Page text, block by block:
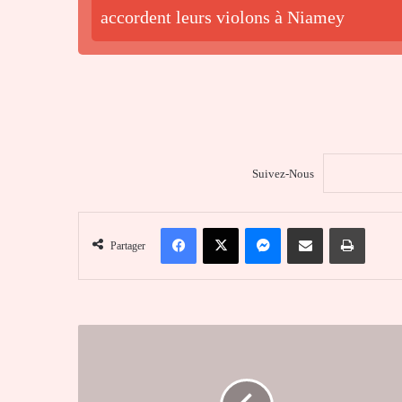
accordent leurs violons à Niamey
Suivez-Nous
Partager
FacebookX MessengerPartager par email Imprimer